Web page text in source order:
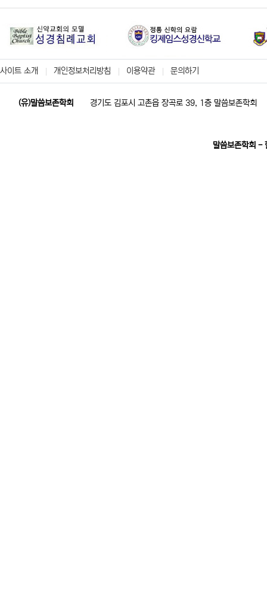
사이트 소개 개인정보처리방침 이용약관 문의하기
(유)말씀보존학회 경기도 김포시 고촌읍 장곡로 39, 1층 말씀보존학회
말씀보존학회 -